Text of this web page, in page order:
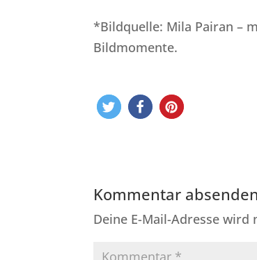
*Bildquelle: Mila Pairan –
Bildmomente.
Kommentar absenden
Deine E-Mail-Adresse